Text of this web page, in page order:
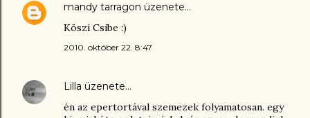
mandy tarragon üzenete…
Köszi Csibe :)
2010. október 22. 8:47
Lilla üzenete…
én az epertortával szemezek folyamatosan. egy